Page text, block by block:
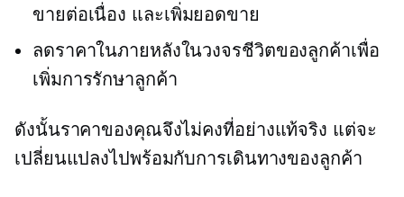
ขายต่อเนื่อง และเพิ่มยอดขาย
ลดราคาในภายหลังในวงจรชีวิตของลูกค้าเพื่อ
เพิ่มการรักษาลูกค้า
ดังนั้นราคาของคุณจึงไม่คงที่อย่างแท้จริง แต่จะ
เปลี่ยนแปลงไปพร้อมกับการเดินทางของลูกค้า